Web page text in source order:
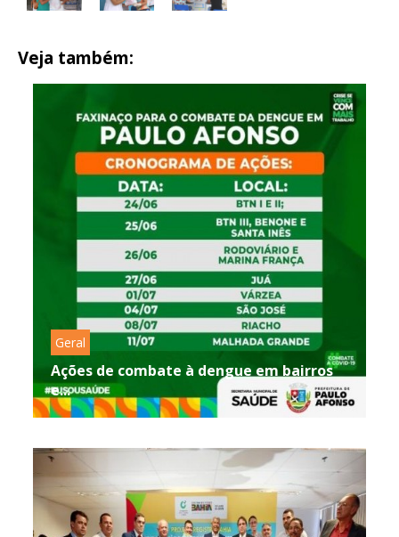
Veja também:
Geral
Ações de combate à dengue em bairros
e...